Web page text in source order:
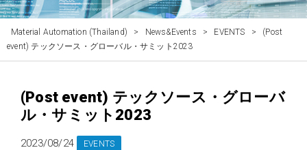
Material Automation (Thailand) > News&Events > EVENTS >
(Post
event) テックソース・グローバル・サミット2023
(Post event) テックソース・グローバ
ル・サミット2023
2023/08/24 EVENTS